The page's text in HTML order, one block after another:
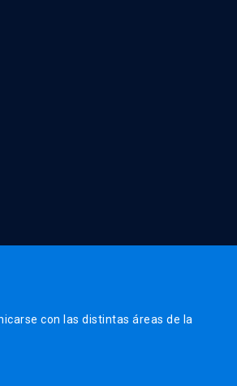
con las distintas áreas de la